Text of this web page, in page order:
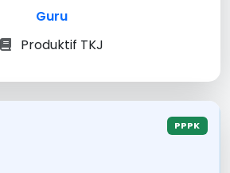
Guru
Produktif TKJ
PPPK